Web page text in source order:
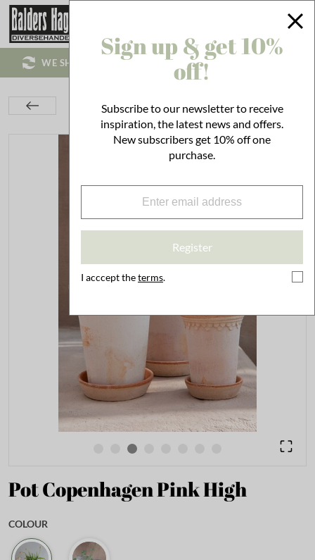
WE SHIP WORLD WIDE!
Pot Copenhagen Pink High
Pot Copenhagen Pink High
COLOUR
Sign up & get 10%
off!
Subscribe to our newsletter to receive
inspiration, the latest news and offers.
New subscribers get 10% off one
purchase.
Register
I acccept theterms.